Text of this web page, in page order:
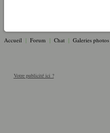
Accueil | Forum | Chat | Galeries photos
Votre publicité ici ?